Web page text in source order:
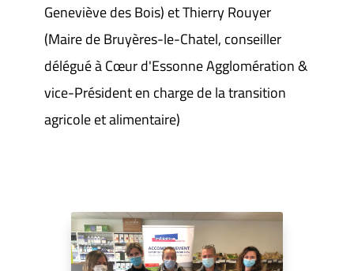
Geneviève des Bois) et Thierry Rouyer
(Maire de Bruyères-le-Chatel, conseiller
délégué à Cœur d'Essonne Agglomération &
vice-Président en charge de la transition
agricole et alimentaire)